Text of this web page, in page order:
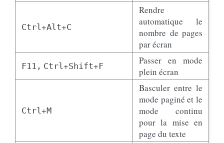
Ctrl +Alt+C
Rendre
automatique le
nombre de pages
par écran
F11, Ctrl +Shift+F
Passer en mode
plein écran
Ctrl +M
Basculer entre le
mode paginé et le
mode continu
pour la mise en
page du texte